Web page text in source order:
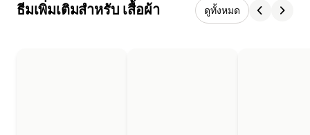
ธีมเพิ่มเติมสำหรับ เสื้อผ้า ดูทั้งหมด